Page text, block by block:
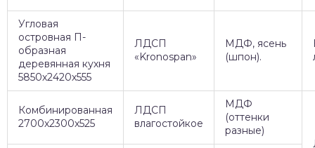
Угловая
островная П-
образная
деревянная кухня
5850х2420х555
ЛДСП
«Kronospan»
МДФ, ясень
(шпон).
Комбинированная
2700х2300х525
ЛДСП
влагостойкое
МДФ
(оттенки
разные)